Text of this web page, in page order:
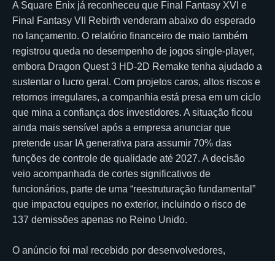
A Square Enix já reconheceu que Final Fantasy XVI e
Final Fantasy VII Rebirth venderam abaixo do esperado
no lançamento. O relatório financeiro de maio também
registrou queda no desempenho de jogos single-player,
embora Dragon Quest 3 HD-2D Remake tenha ajudado a
sustentar o lucro geral. Com projetos caros, altos riscos e
retornos irregulares, a companhia está presa em um ciclo
que mina a confiança dos investidores. A situação ficou
ainda mais sensível após a empresa anunciar que
pretende usar IA generativa para assumir 70% das
funções de controle de qualidade até 2027. A decisão
veio acompanhada de cortes significativos de
funcionários, parte de uma “reestruturação fundamental”
que impactou equipes no exterior, incluindo o risco de
137 demissões apenas no Reino Unido.
O anúncio foi mal recebido por desenvolvedores,